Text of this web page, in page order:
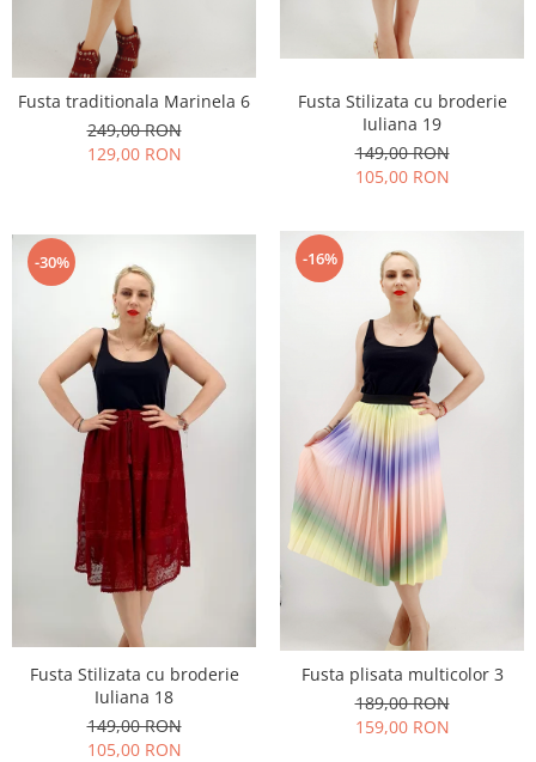
Fusta traditionala Marinela 6
249,00 RON
129,00 RON
Fusta Stilizata cu broderie
Iuliana 19
149,00 RON
105,00 RON
-30%
Fusta Stilizata cu broderie
Iuliana 18
149,00 RON
105,00 RON
-16%
Fusta plisata multicolor 3
189,00 RON
159,00 RON